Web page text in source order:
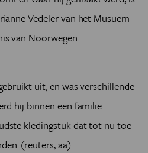
Vedeler van het Musuem
van Noorwegen.
uit, en was verschillende
hij binnen een familie
kledingstuk dat tot nu toe
(reuters, aa)